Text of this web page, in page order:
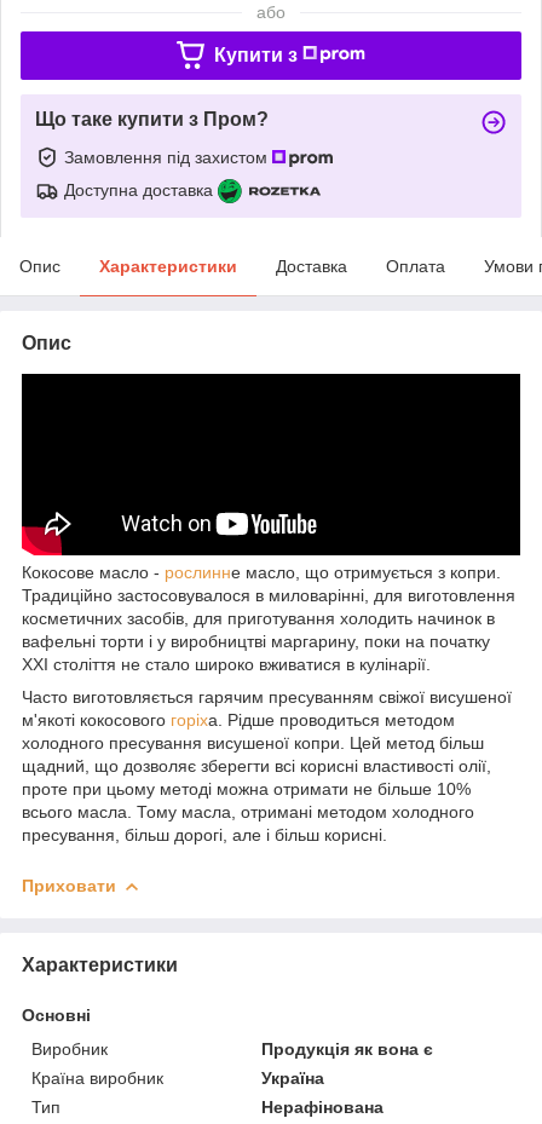
або
Купити з
Що таке купити з Пром?
Замовлення під захистом
Доступна доставка
Опис Характеристики Доставка Оплата Умови
Опис
Кокосове масло - рослинне масло, що отримується з копри.
Традиційно застосовувалося в миловарінні, для виготовлення
косметичних засобів, для приготування холодить начинок в
вафельні торти і у виробництві маргарину, поки на початку
XXI століття не стало широко вживатися в кулінарії.
Часто виготовляється гарячим пресуванням свіжої висушеної
м'якоті кокосового горіха. Рідше проводиться методом
холодного пресування висушеної копри. Цей метод більш
щадний, що дозволяє зберегти всі корисні властивості олії,
проте при цьому методі можна отримати не більше 10%
всього масла. Тому масла, отримані методом холодного
пресування, більш дорогі, але і більш корисні.
Приховати
Характеристики
Основні
Виробник
Продукція як вона є
Країна виробник
Україна
Тип
Нерафінована